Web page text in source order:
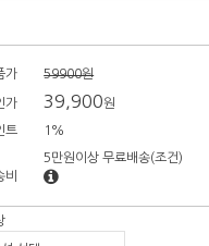
가 59900원
가 39,900원
트 1%
비
5만원이상 무료배송(조건)